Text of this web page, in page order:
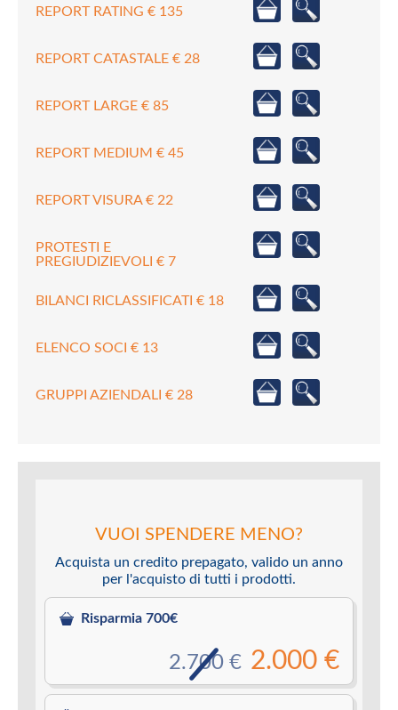
REPORT RATING € 135
REPORT CATASTALE € 28
REPORT LARGE € 85
REPORT MEDIUM € 45
REPORT VISURA € 22
PROTESTI E
PREGIUDIZIEVOLI € 7
BILANCI RICLASSIFICATI € 18
ELENCO SOCI € 13
GRUPPI AZIENDALI € 28
VUOI SPENDERE MENO?
Acquista un credito prepagato, valido un anno
per l'acquisto di tutti i prodotti.
Risparmia 700€
2.000 €
2.700 €